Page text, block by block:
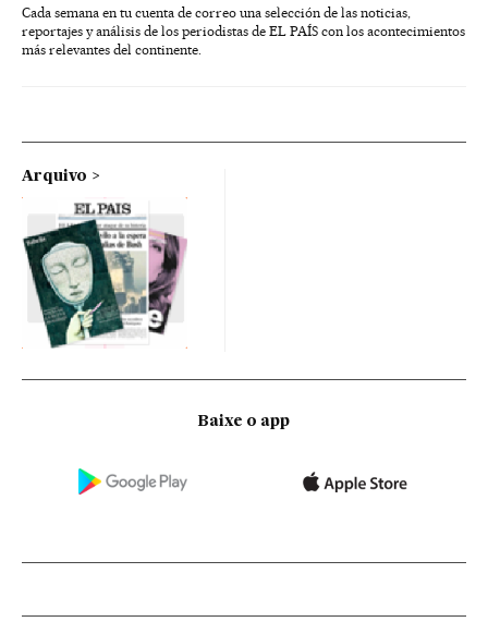
Cada semana en tu cuenta de correo una selección de las noticias,
reportajes y análisis de los periodistas de EL PAÍS con los acontecimientos
más relevantes del continente.
Arquivo
Baixe o app